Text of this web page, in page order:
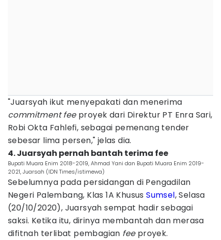
"Juarsyah ikut menyepakati dan menerima
commitment feeproyek dari Direktur PT Enra Sari,
Robi Okta Fahlefi, sebagai pemenang tender
sebesar lima persen," jelas dia.
4. Juarsyah pernah bantah terima fee
Bupati Muara Enim 2018-2019, Ahmad Yani dan Bupati Muara Enim 2019-
2021, Juarsah (IDN Times/istimewa)
Sebelumnya pada persidangan di Pengadilan
Negeri Palembang, Klas 1A KhususSumsel, Selasa
(20/10/2020), Juarsyah sempat hadir sebagai
saksi. Ketika itu, dirinya membantah dan merasa
difitnah terlibat pembagian feeproyek.